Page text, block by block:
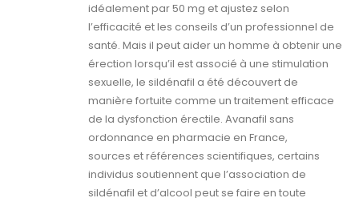
idéalement par 50 mg et ajustez selon
l’efficacité et les conseils d’un professionnel de
santé. Mais il peut aider un homme à obtenir une
érection lorsqu’il est associé à une stimulation
sexuelle, le sildénafil a été découvert de
manière fortuite comme un traitement efficace
de la dysfonction érectile. Avanafil sans
ordonnance en pharmacie en France,
sources et références scientifiques, certains
individus soutiennent que l’association de
sildénafil et d’alcool peut se faire en toute